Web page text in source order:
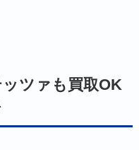
ツァも買取OK